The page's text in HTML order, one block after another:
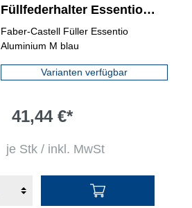
Füllfederhalter Essentio
Aluminium M (Medium)
Faber-Castell Füller Essentio
Aluminium M blau
Varianten verfügbar
41,44 €*
je Stk / inkl. MwSt